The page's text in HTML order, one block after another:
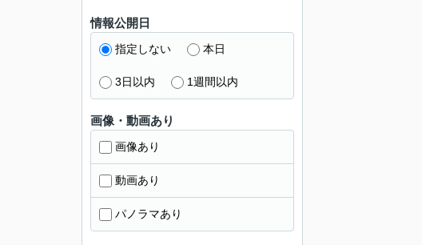
情報公開日
指定しない 本日
3日以内 1週間以内
画像・動画あり
画像あり
動画あり
パノラマあり